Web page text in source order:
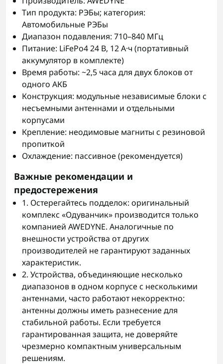
Тип продукта: РЭБы; категория:
Автомобильные РЭБы
Диапазон подавления: 710–840 МГц
Питание: LiFePo4 24 В, 12 А·ч (портативный
аккумулятор в комплекте)
Время работы: ~2,5 часа для двух блоков от
одного АКБ
Конструкция: модульные независимые блоки с
несъемными антеннами и отдельными
корпусами
Крепление: неодимовые магниты с резиновой
пропиткой
Охлаждение: пассивное (рекомендуется)
Важные рекомендации и
предостережения
1. Остерегайтесь подделок: оригинальный
комплекс «Одуванчик» производится только
компанией AWEDYNE. Аналогичные по
внешности устройства от других
производителей не гарантируют заданных
характеристик.
2. Устройства, объединяющие несколько
диапазонов в одном корпусе с несколькими
антеннами, часто работают некорректно:
антенны должны иметь разнесение для
стабильной работы. Если требуется
гарантированная защита, не доверяйте
чрезмерно компактным универсальным
решениям.